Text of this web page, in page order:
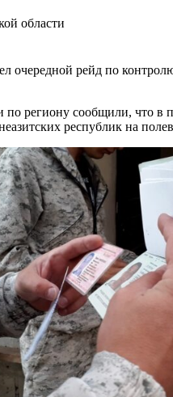
области
очередной рейд по
региону сообщили, что в
республик на